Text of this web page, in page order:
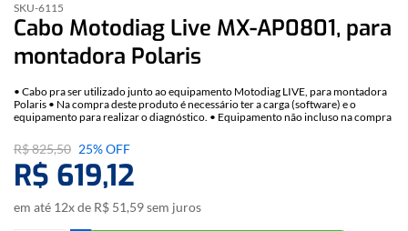
SKU-6115
Cabo Motodiag Live MX-AP0801, para
montadora Polaris
• Cabo pra ser utilizado junto ao equipamento Motodiag LIVE, para montadora
Polaris • Na compra deste produto é necessário ter a carga (software) e o
equipamento para realizar o diagnóstico. • Equipamento não incluso na compra
R$825,50 25%OFF
R$ 619,12
em até 12x de R$ 51,59sem juros